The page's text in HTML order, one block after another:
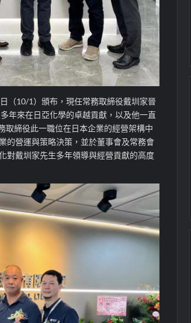
（10/1）頒布，現任常務取締役戴圳家晉
年來在日亞化學的卓越貢獻，以及他一直
取締役此一職位在日本企業的經營架構中
的營運與策略決策，並於董事會及常務會
對戴圳家先生多年領導與經營貢獻的高度